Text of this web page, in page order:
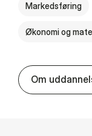
Markedsføring
Økonomi og
Om